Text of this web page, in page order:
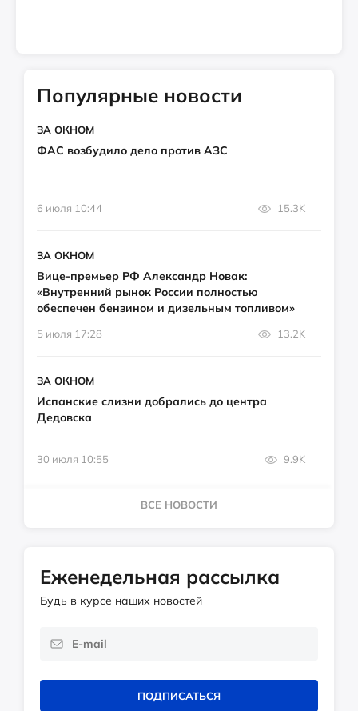
Популярные новости
ЗА ОКНОМ
ФАС возбудило дело против АЗС
6 июля 10:44 15.3K
ЗА ОКНОМ
Вице-премьер РФ Александр Новак:
«Внутренний рынок России полностью
обеспечен бензином и дизельным топливом»
5 июля 17:28 13.2K
ЗА ОКНОМ
Испанские слизни добрались до центра
Дедовска
30 июля 10:55 9.9K
ВСЕ НОВОСТИ
Еженедельная рассылка
Будь в курсе наших новостей
ПОДПИСАТЬСЯ